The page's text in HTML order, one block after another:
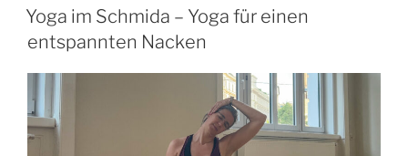
AM
Yoga im Schmida – Yoga für einen
entspannten Nacken